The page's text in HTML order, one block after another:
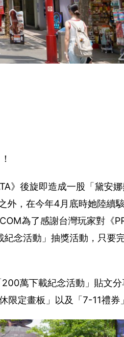
》後旋即造成一股「黛安
外，在今年4月底時她陸續
為了感謝台灣玩家對《
念活動」抽獎活動，只要
萬下載紀念活動」貼文
定畫板」以及「7-11禮券